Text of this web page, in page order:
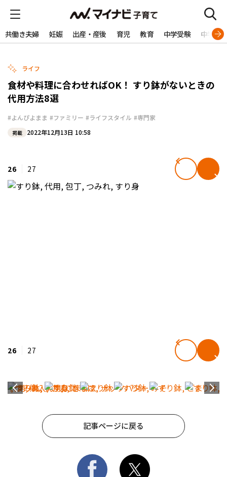
共働き夫婦 妊娠 出産・産後 育児 教育 中学受験 中学生
ライフ
食材や料理に合わせればOK！ すり鉢がないときの
代用方法8選
#よんぴよまま #ファミリー #ライフスタイル #専門家
掲載 2022年12月13日 10:58
26 27
26 27
記事ページに戻る